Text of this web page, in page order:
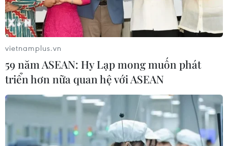
vietnamplus.vn
59 năm ASEAN: Hy Lạp mong muốn phát
triển hơn nữa quan hệ với ASEAN